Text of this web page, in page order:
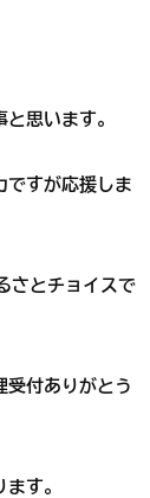
思います。
すが応援しま
さとチョイスで
受付ありがとう
す。